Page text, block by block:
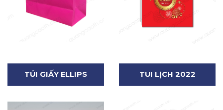
TÚI GIẤY ELLIPS TUI LỊCH 2022